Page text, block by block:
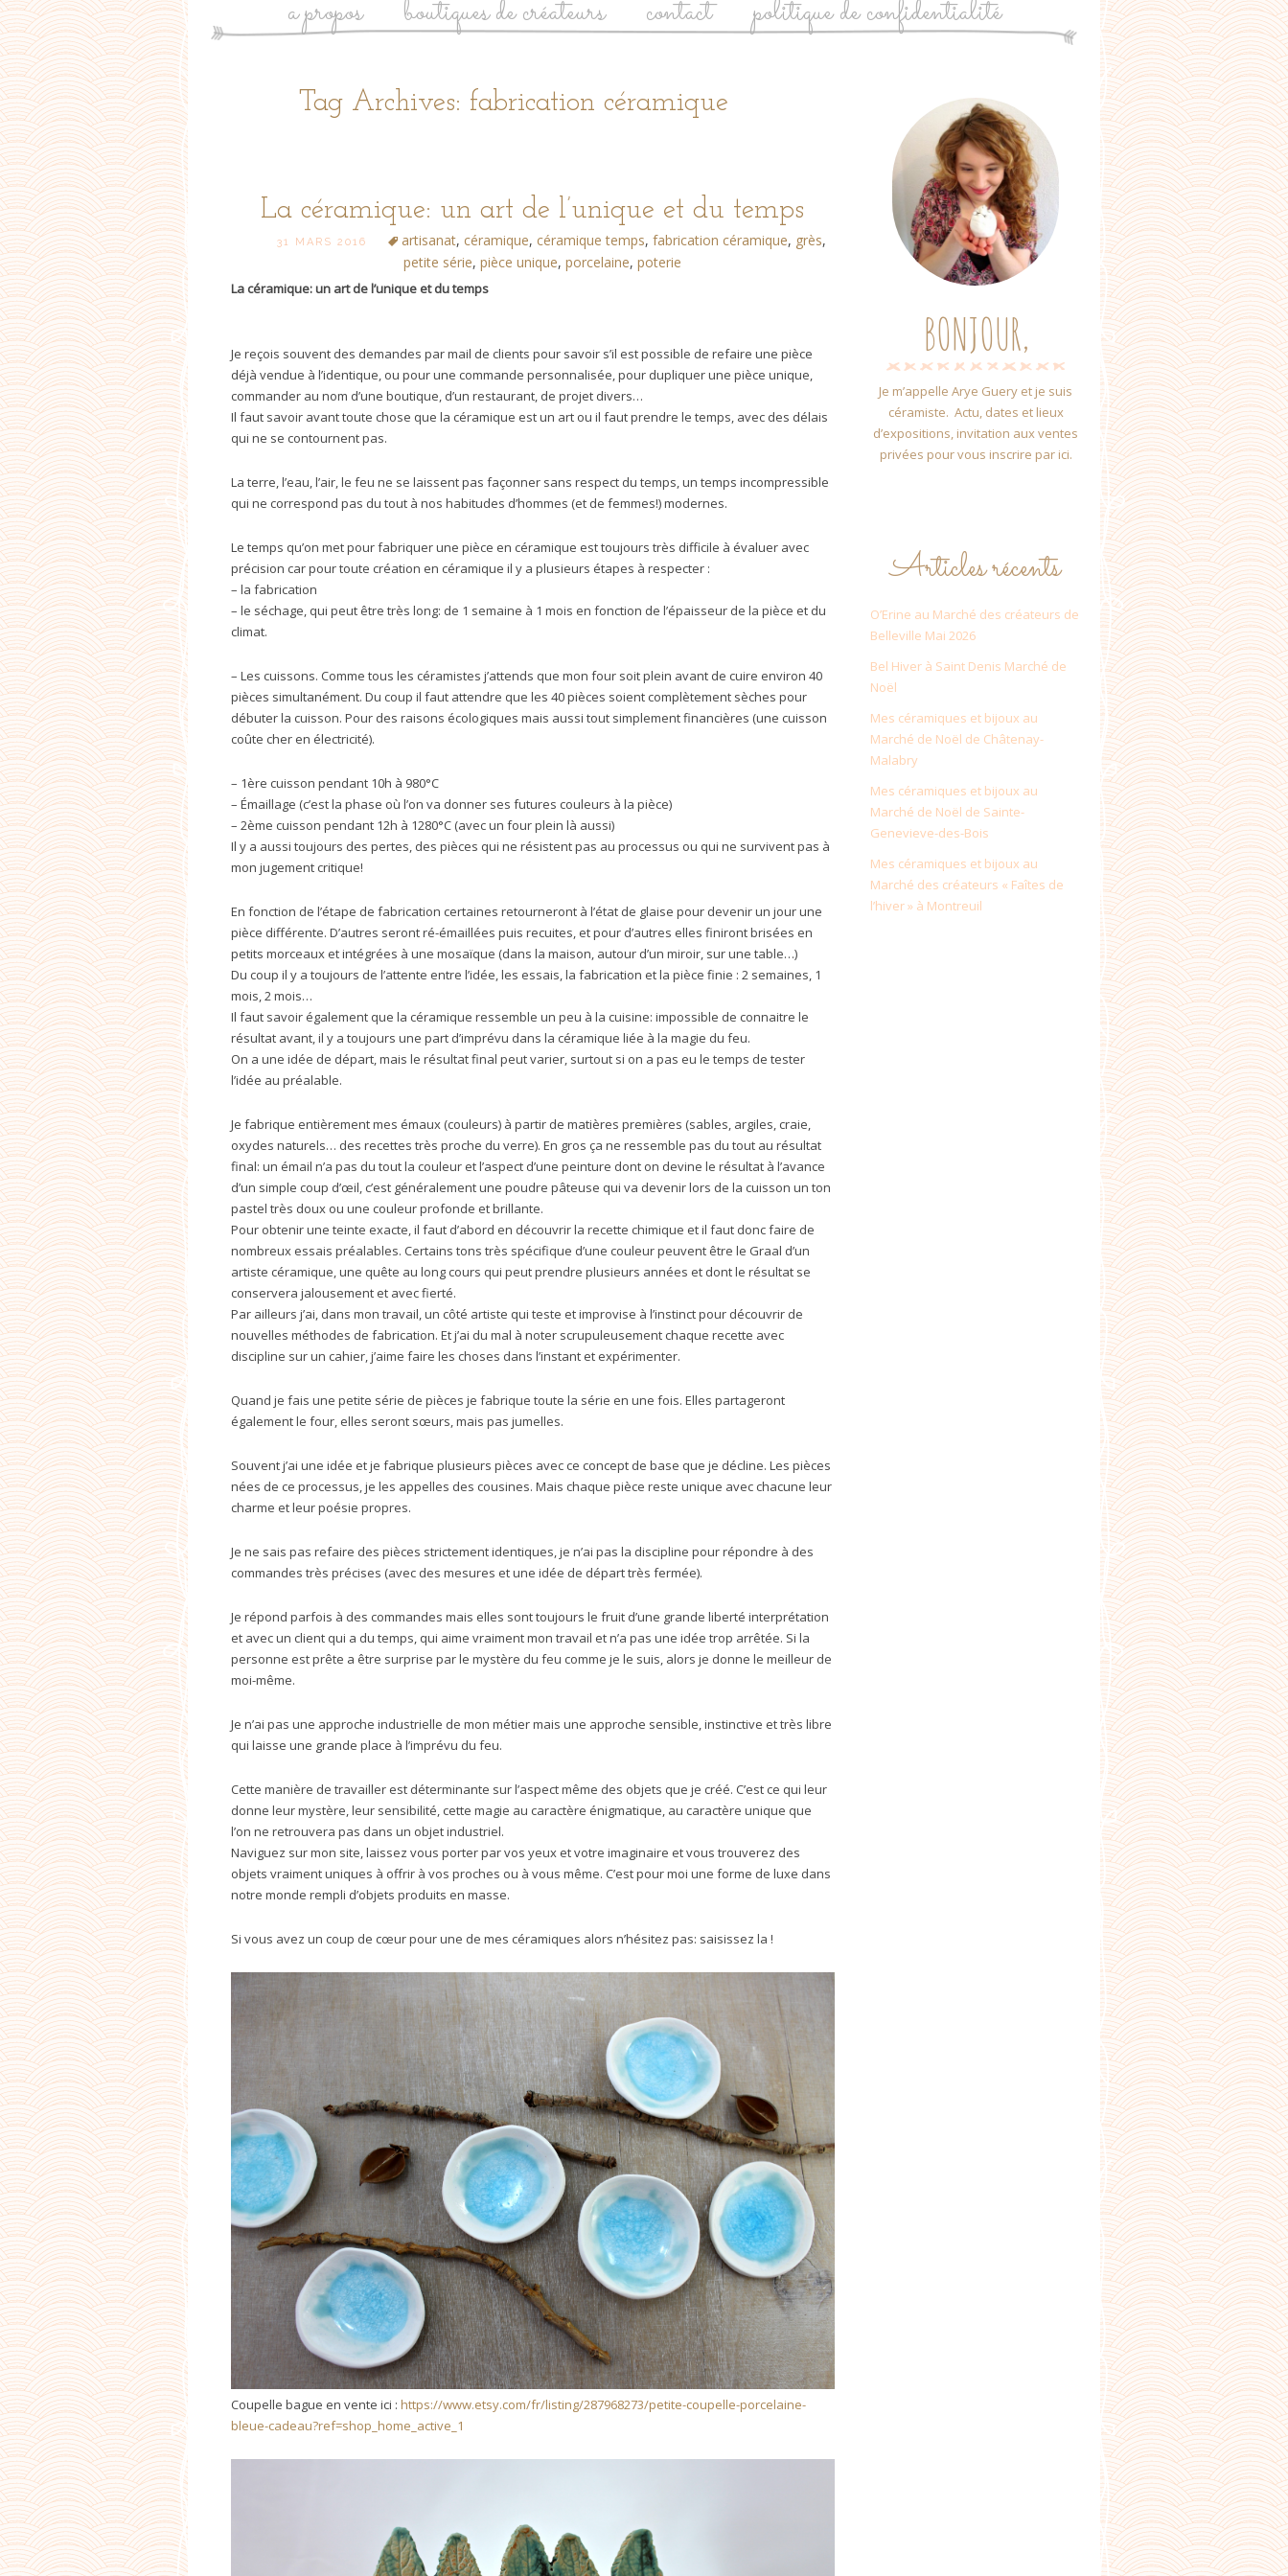
a propos boutiques de créateurs contact politique de confidentialité
Tag Archives: fabrication céramique
La céramique: un art de l’unique et du temps
31 MARS 2016 artisanat, céramique, céramique temps,fabrication céramique, grès,
petite série, pièce unique, porcelaine, poterie
La céramique: un art de l’unique et du temps
Je reçois souvent des demandes par mail de clients pour savoir s’il est possible de refaire une pièce
déjà vendue à l’identique, ou pour une commande personnalisée, pour dupliquer une pièce unique,
commander au nom d’une boutique, d’un restaurant, de projet divers…
Il faut savoir avant toute chose que la céramique est un art ou il faut prendre le temps, avec des délais
qui ne se contournent pas.
La terre, l’eau, l’air, le feu ne se laissent pas façonner sans respect du temps, un temps incompressible
qui ne correspond pas du tout à nos habitudes d’hommes (et de femmes!) modernes.
Le temps qu’on met pour fabriquer une pièce en céramique est toujours très difficile à évaluer avec
précision car pour toute création en céramique il y a plusieurs étapes à respecter :
– la fabrication
– le séchage, qui peut être très long: de 1 semaine à 1 mois en fonction de l’épaisseur de la pièce et du
climat.
– Les cuissons. Comme tous les céramistes j’attends que mon four soit plein avant de cuire environ 40
pièces simultanément. Du coup il faut attendre que les 40 pièces soient complètement sèches pour
débuter la cuisson. Pour des raisons écologiques mais aussi tout simplement financières (une cuisson
coûte cher en électricité).
– 1ère cuisson pendant 10h à 980°C
– Émaillage (c’est la phase où l’on va donner ses futures couleurs à la pièce)
– 2ème cuisson pendant 12h à 1280°C (avec un four plein là aussi)
Il y a aussi toujours des pertes, des pièces qui ne résistent pas au processus ou qui ne survivent pas à
mon jugement critique!
En fonction de l’étape de fabrication certaines retourneront à l’état de glaise pour devenir un jour une
pièce différente. D’autres seront ré-émaillées puis recuites, et pour d’autres elles finiront brisées en
petits morceaux et intégrées à une mosaïque (dans la maison, autour d’un miroir, sur une table…)
Du coup il y a toujours de l’attente entre l’idée, les essais, la fabrication et la pièce finie : 2 semaines, 1
mois, 2 mois…
Il faut savoir également que la céramique ressemble un peu à la cuisine: impossible de connaitre le
résultat avant, il y a toujours une part d’imprévu dans la céramique liée à la magie du feu.
On a une idée de départ, mais le résultat final peut varier, surtout si on a pas eu le temps de tester
l’idée au préalable.
Je fabrique entièrement mes émaux (couleurs) à partir de matières premières (sables, argiles, craie,
oxydes naturels… des recettes très proche du verre). En gros ça ne ressemble pas du tout au résultat
final: un émail n’a pas du tout la couleur et l’aspect d’une peinture dont on devine le résultat à l’avance
d’un simple coup d’œil, c’est généralement une poudre pâteuse qui va devenir lors de la cuisson un ton
pastel très doux ou une couleur profonde et brillante.
Pour obtenir une teinte exacte, il faut d’abord en découvrir la recette chimique et il faut donc faire de
nombreux essais préalables. Certains tons très spécifique d’une couleur peuvent être le Graal d’un
artiste céramique, une quête au long cours qui peut prendre plusieurs années et dont le résultat se
conservera jalousement et avec fierté.
Par ailleurs j’ai, dans mon travail, un côté artiste qui teste et improvise à l’instinct pour découvrir de
nouvelles méthodes de fabrication. Et j’ai du mal à noter scrupuleusement chaque recette avec
discipline sur un cahier, j’aime faire les choses dans l’instant et expérimenter.
Quand je fais une petite série de pièces je fabrique toute la série en une fois. Elles partageront
également le four, elles seront sœurs, mais pas jumelles.
Souvent j’ai une idée et je fabrique plusieurs pièces avec ce concept de base que je décline. Les pièces
nées de ce processus, je les appelles des cousines. Mais chaque pièce reste unique avec chacune leur
charme et leur poésie propres.
Je ne sais pas refaire des pièces strictement identiques, je n’ai pas la discipline pour répondre à des
commandes très précises (avec des mesures et une idée de départ très fermée).
Je répond parfois à des commandes mais elles sont toujours le fruit d’une grande liberté interprétation
et avec un client qui a du temps, qui aime vraiment mon travail et n’a pas une idée trop arrêtée. Si la
personne est prête a être surprise par le mystère du feu comme je le suis, alors je donne le meilleur de
moi-même.
Je n’ai pas une approche industrielle de mon métier mais une approche sensible, instinctive et très libre
qui laisse une grande place à l’imprévu du feu.
Cette manière de travailler est déterminante sur l’aspect même des objets que je créé. C’est ce qui leur
donne leur mystère, leur sensibilité, cette magie au caractère énigmatique, au caractère unique que
l’on ne retrouvera pas dans un objet industriel.
Naviguez sur mon site, laissez vous porter par vos yeux et votre imaginaire et vous trouverez des
objets vraiment uniques à offrir à vos proches ou à vous même. C’est pour moi une forme de luxe dans
notre monde rempli d’objets produits en masse.
Si vous avez un coup de cœur pour une de mes céramiques alors n’hésitez pas: saisissez la !
Coupelle bague en vente ici : https://www.etsy.com/fr/listing/287968273/petite-coupelle-porcelaine-
bleue-cadeau?ref=shop_home_active_1
BONJOUR,
Je m’appelle Arye Guery et je suis
céramiste. Actu, dates et lieux
d’expositions, invitation aux ventes
privées pour vous inscrire par ici.
Articles récents
O’Erine au Marché des créateurs de
Belleville Mai 2026
Bel Hiver à Saint Denis Marché de
Noël
Mes céramiques et bijoux au
Marché de Noël de Châtenay-
Malabry
Mes céramiques et bijoux au
Marché de Noël de Sainte-
Genevieve-des-Bois
Mes céramiques et bijoux au
Marché des créateurs « Faîtes de
l’hiver » à Montreuil